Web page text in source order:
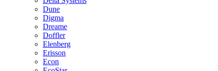
Dune
Digma
Dreame
Doffler
Elenberg
Erisson
Econ